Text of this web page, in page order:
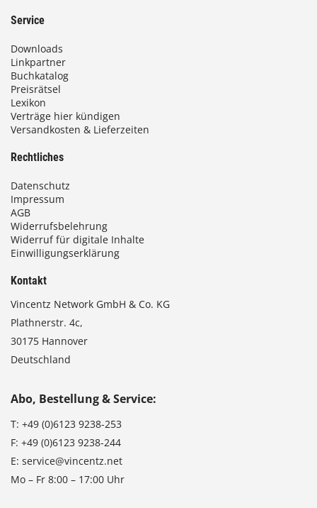
Service
Downloads
Linkpartner
Buchkatalog
Preisrätsel
Lexikon
Verträge hier kündigen
Versandkosten & Lieferzeiten
Rechtliches
Datenschutz
Impressum
AGB
Widerrufsbelehrung
Widerruf für digitale Inhalte
Einwilligungserklärung
Kontakt
Vincentz Network GmbH & Co. KG
Plathnerstr. 4c,
30175 Hannover
Deutschland
Abo, Bestellung & Service:
T: +49 (0)6123 9238-253
F: +49 (0)6123 9238-244
E: service@vincentz.net
Mo – Fr 8:00 – 17:00 Uhr